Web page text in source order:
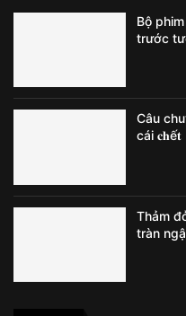
Bộ
trước
Câu
cái
Thảm
tràn